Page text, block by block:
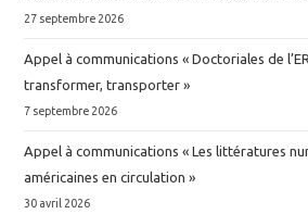
27 septembre 2026
Appel à communications « Doctoriales de
transformer, transporter »
7 septembre 2026
Appel à communications « Les littératures
américaines en circulation »
30 avril 2026